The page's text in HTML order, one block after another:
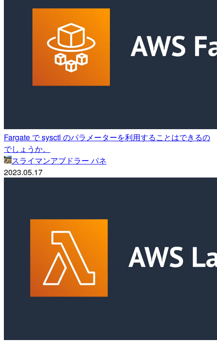
Fargate で sysctl のパラメーターを利用することはできるの
でしょうか。
スライマンアブドラー パネ
2023.05.17